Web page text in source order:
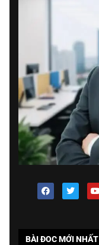
BÀI ĐOC MỚI NHẤT